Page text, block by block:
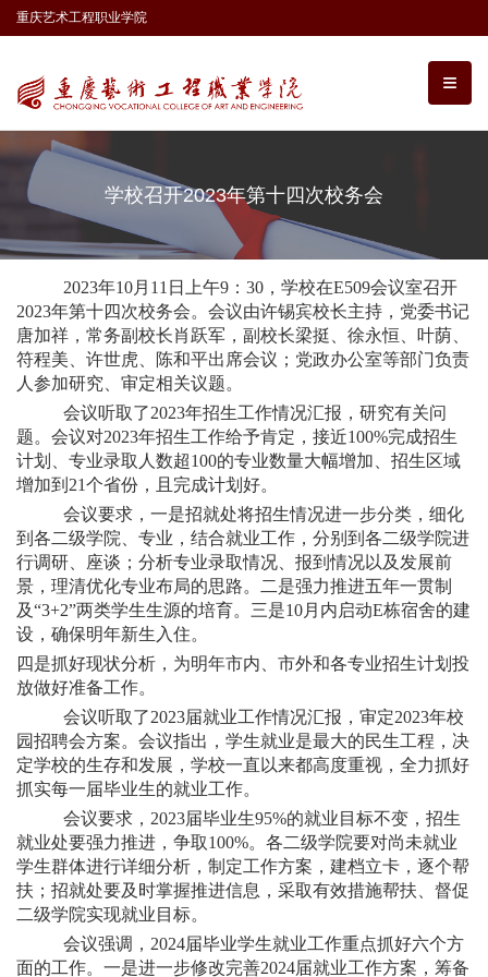
重庆艺术工程职业学院
学校召开2023年第十四次校务会
2023年10月 11 日上午9 ： 30 ，学校在E509会议室召开
2023年第十四次校务会。会议由许锡宾校长主持，党委书记
唐加祥，常务副校长肖跃军，副校长梁挺、徐永恒、叶荫、
符程美、许世虎、陈和平出席会议；党政办公室等部门负责
人参加研究、审定相关议题。
会议听取了2023年招生工作情况汇报，研究有关问
题。会议对2023年招生工作给予肯定，接近100%完成招生
计划、专业录取人数超100的专业数量大幅增加、招生区域
增加到 21个省份，且完成计划好。
会议要求，一是招就处将招生情况进一步分类，细化
到各二级学院、专业，结合就业工作，分别到各二级学院进
行调研、座谈；分析专业录取情况、报到情况以及发展前
景，理清优化专业布局的思路。二是强力推进五年一贯制
及“3+2”两类学生生源的培育。三是10月内启动E栋宿舍的建
设，确保明年新生入住。
四是抓好现状分析，为明年市内、市外和各专业招生计划投
放做好准备工作。
会议听取了2023届就业工作情况汇报，审定2023年校
园招聘会方案。会议指出，学生就业是最大的民生工程，决
定学校的生存和发展，学校一直以来都高度重视，全力抓好
抓实每一届毕业生的就业工作。
会议要求，2023届毕业生95%的就业目标不变，招生
就业处要强力推进，争取100%。各二级学院要对尚未就业
学生群体进行详细分析，制定工作方案，建档立卡，逐个帮
扶；招就处要及时掌握推进信息，采取有效措施帮扶、督促
二级学院实现就业目标。
会议强调， 2024届毕业学生就业工作重点抓好六个方
面的工作。一是进一步修改完善2024届就业工作方案，筹备